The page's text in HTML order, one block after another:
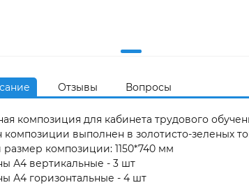
Отзывы Вопросы
композиция для кабинета трудового
композиции выполнен в золотисто-зеленых
композиции: 1150*740 мм
А4 вертикальные - 3 шт
А4 горизонтальные - 4 шт